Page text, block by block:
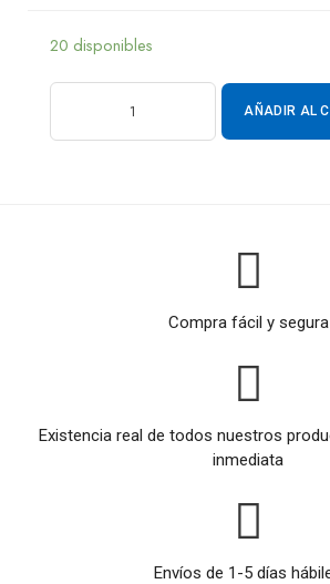
20 disponibles
AÑADIR AL
Compra fácil y segura
Existencia real de todos nuestros
inmediata
Envíos de 1-5 días